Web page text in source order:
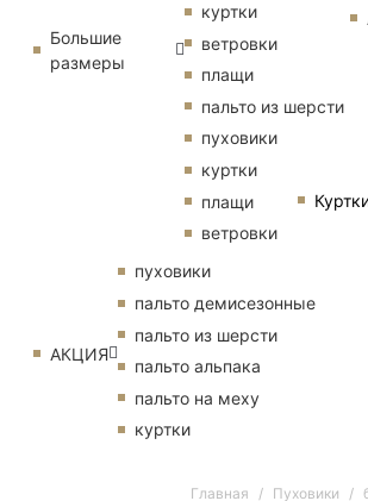
Большие
размеры
куртки
ветровки
плащи
пальто из шерсти
пуховики
куртки
плащи
ветровки
АКЦИЯ
пуховики
пальто демисезонные
пальто из шерсти
пальто альпака
пальто на меху
куртки
Главная Пуховики